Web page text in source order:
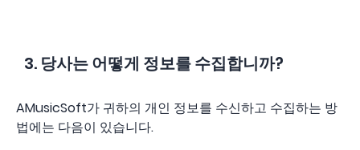
3. 당사는 어떻게 정보를 수집합니까?
AMusicSoft가 귀하의 개인 정보를 수신하고 수집하는 방
법에는 다음이 있습니다.